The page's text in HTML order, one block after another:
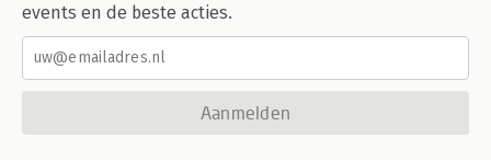
events en de beste acties.
Aanmelden